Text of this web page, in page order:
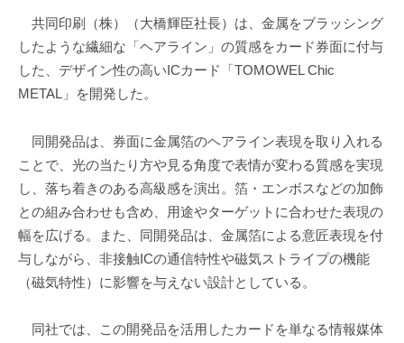
共同印刷（株）（大橋輝臣社長）は、金属をブラッシング
したような繊細な「ヘアライン」の質感をカード券面に付与
した、デザイン性の高いICカード「TOMOWEL Chic
METAL」を開発した。
同開発品は、券面に金属箔のヘアライン表現を取り入れる
ことで、光の当たり方や見る角度で表情が変わる質感を実現
し、落ち着きのある高級感を演出。箔・エンボスなどの加飾
との組み合わせも含め、用途やターゲットに合わせた表現の
幅を広げる。また、同開発品は、金属箔による意匠表現を付
与しながら、非接触ICの通信特性や磁気ストライプの機能
（磁気特性）に影響を与えない設計としている。
同社では、この開発品を活用したカードを単なる情報媒体